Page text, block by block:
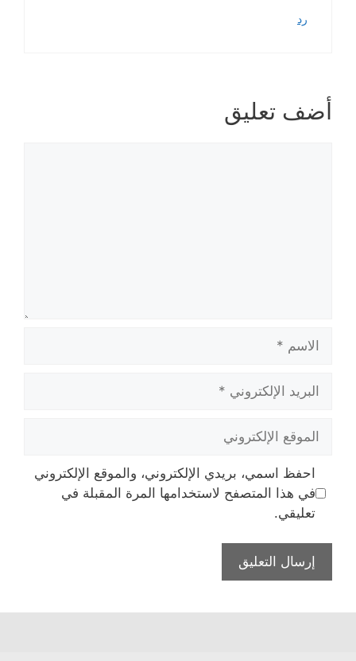
رد
أضف تعليق
الإلكتروني
الإلكتروني
احفظ اسمي، بريدي الإلكتروني، والموقع الإلكتروني
في هذا المتصفح لاستخدامها المرة المقبلة في
تعليقي.